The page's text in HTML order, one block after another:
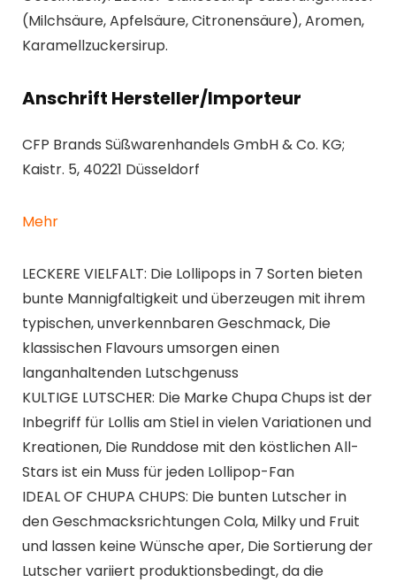
(Milchsäure, Apfelsäure, Citronensäure), Aromen,
Karamellzuckersirup.
Anschrift Hersteller/Importeur
CFP Brands Süßwarenhandels GmbH & Co. KG;
Kaistr. 5, 40221 Düsseldorf
Mehr
LECKERE VIELFALT: Die Lollipops in 7 Sorten bieten
bunte Mannigfaltigkeit und überzeugen mit ihrem
typischen, unverkennbaren Geschmack, Die
klassischen Flavours umsorgen einen
langanhaltenden Lutschgenuss
KULTIGE LUTSCHER: Die Marke Chupa Chups ist der
Inbegriff für Lollis am Stiel in vielen Variationen und
Kreationen, Die Runddose mit den köstlichen All-
Stars ist ein Muss für jeden Lollipop-Fan
IDEAL OF CHUPA CHUPS: Die bunten Lutscher in
den Geschmacksrichtungen Cola, Milky und Fruit
und lassen keine Wünsche aper, Die Sortierung der
Lutscher variiert produktionsbedingt, da die